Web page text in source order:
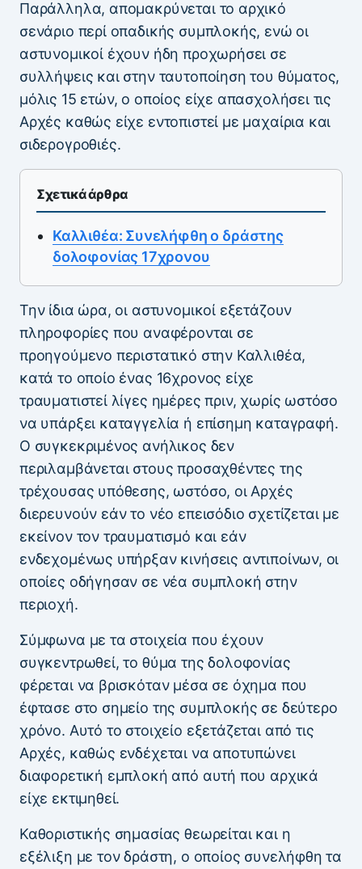
Παράλληλα, απομακρύνεται το αρχικό
σενάριο περί οπαδικής συμπλοκής, ενώ οι
αστυνομικοί έχουν ήδη προχωρήσει σε
συλλήψεις και στην ταυτοποίηση του θύματος,
μόλις 15 ετών, ο οποίος είχε απασχολήσει τις
Αρχές καθώς είχε εντοπιστεί με μαχαίρια και
σιδερογροθιές.
Σχετικά άρθρα
Καλλιθέα: Συνελήφθη ο δράστης
δολοφονίας 17χρονου
Την ίδια ώρα, οι αστυνομικοί εξετάζουν
πληροφορίες που αναφέρονται σε
προηγούμενο περιστατικό στην Καλλιθέα,
κατά το οποίο ένας 16χρονος είχε
τραυματιστεί λίγες ημέρες πριν, χωρίς ωστόσο
να υπάρξει καταγγελία ή επίσημη καταγραφή.
Ο συγκεκριμένος ανήλικος δεν
περιλαμβάνεται στους προσαχθέντες της
τρέχουσας υπόθεσης, ωστόσο, οι Αρχές
διερευνούν εάν το νέο επεισόδιο σχετίζεται με
εκείνον τον τραυματισμό και εάν
ενδεχομένως υπήρξαν κινήσεις αντιποίνων, οι
οποίες οδήγησαν σε νέα συμπλοκή στην
περιοχή.
Σύμφωνα με τα στοιχεία που έχουν
συγκεντρωθεί, το θύμα της δολοφονίας
φέρεται να βρισκόταν μέσα σε όχημα που
έφτασε στο σημείο της συμπλοκής σε δεύτερο
χρόνο. Αυτό το στοιχείο εξετάζεται από τις
Αρχές, καθώς ενδέχεται να αποτυπώνει
διαφορετική εμπλοκή από αυτή που αρχικά
είχε εκτιμηθεί.
Καθοριστικής σημασίας θεωρείται και η
εξέλιξη με τον δράστη, ο οποίος συνελήφθη τα